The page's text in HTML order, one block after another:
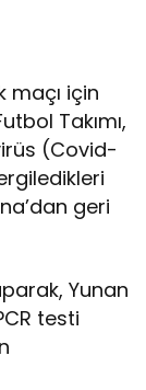
maçı için
Takımı,
(Covid-
geri
Yunan
testi